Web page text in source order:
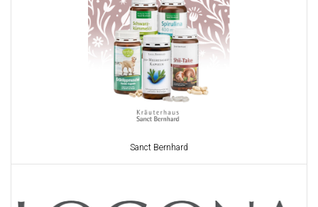
Sanct Bernhard